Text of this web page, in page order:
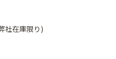
社在庫限り)